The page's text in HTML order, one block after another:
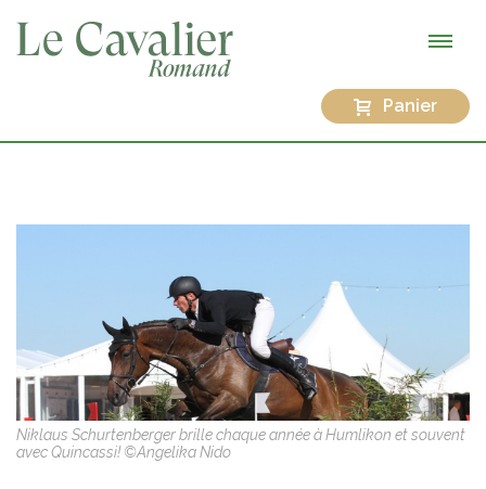
Panier
Niklaus Schurtenberger brille chaque année à Humlikon et souvent
avec Quincassi! ©Angelika Nido